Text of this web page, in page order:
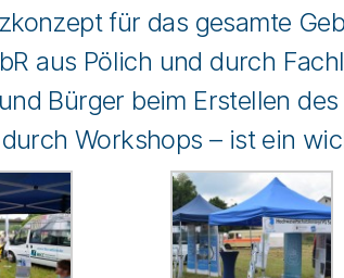
für das gesamte
aus Pölich und durch
Bürger beim Erstellen
Workshops – ist ein